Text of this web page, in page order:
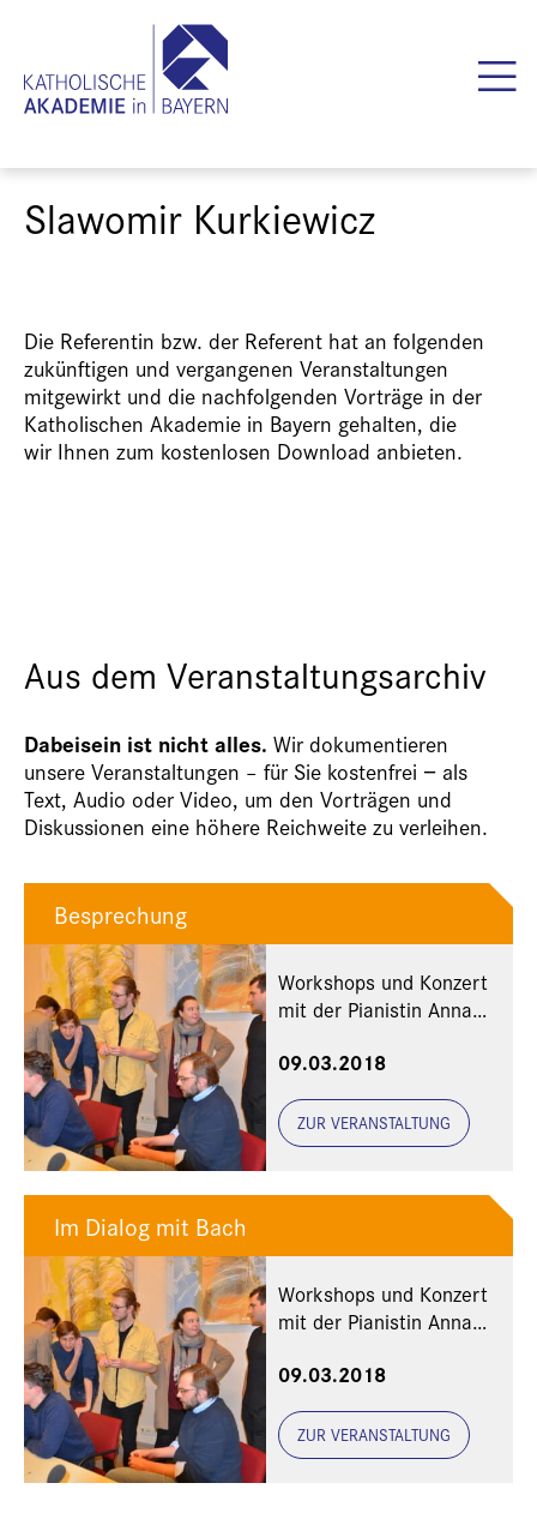
Slawomir Kurkiewicz
Die Referentin bzw. der Referent hat an folgenden
zukünftigen und vergangenen Veranstaltungen
mitgewirkt und die nachfolgenden Vorträge in der
Katholischen Akademie in Bayern gehalten, die
wir Ihnen zum kostenlosen Download anbieten.
Aus dem Veranstaltungsarchiv
Dabeisein ist nicht alles. Wir dokumentieren
unsere Veranstaltungen – für Sie kostenfrei − als
Text, Audio oder Video, um den Vorträgen und
Diskussionen eine höhere Reichweite zu verleihen.
Besprechung
Workshops und Konzert
mit der Pianistin Anna
Wasilewski Jazz-Trio
09.03.2018
ZUR VERANSTALTUNG
Im Dialog mit Bach
Workshops und Konzert
mit der Pianistin Anna
Wasilewski Jazz-Trio
09.03.2018
ZUR VERANSTALTUNG